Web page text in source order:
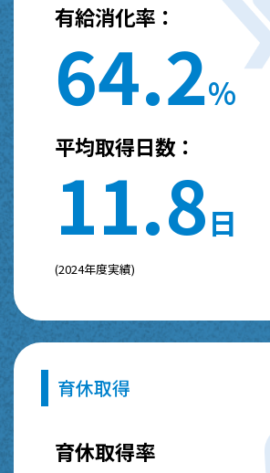
有給消化率：
64.2%
平均取得日数：
11.8日
(2024年度実績)
育休取得
育休取得率